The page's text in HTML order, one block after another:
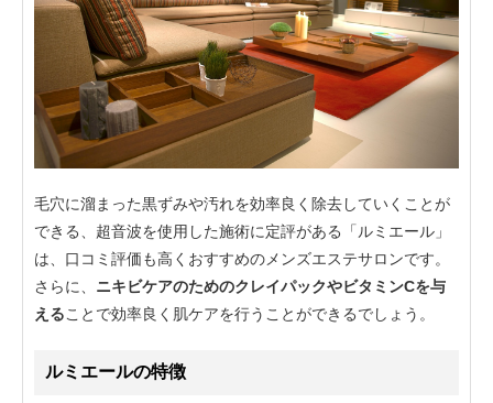
毛穴に溜まった黒ずみや汚れを効率良く除去していくことが
できる、超音波を使用した施術に定評がある「ルミエール」
は、口コミ評価も高くおすすめのメンズエステサロンです。
さらに、 ニキビケアのためのクレイパックやビタミンCを与
えることで効率良く肌ケアを行うことができるでしょう。
ルミエールの特徴